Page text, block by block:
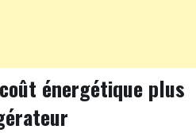
énergétique plus